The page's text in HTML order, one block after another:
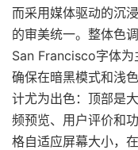
而采用媒体驱动的沉
的审美统一。整体色
San Francisco字体为
确保在暗黑模式和浅
计尤为出色：顶部是
频预览、用户评价和
格自适应屏幕大小，